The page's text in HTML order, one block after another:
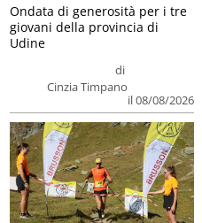
di
Cinzia Timpano
il 08/08/2026
Ondata di generosità per i tre
giovani della provincia di
Udine